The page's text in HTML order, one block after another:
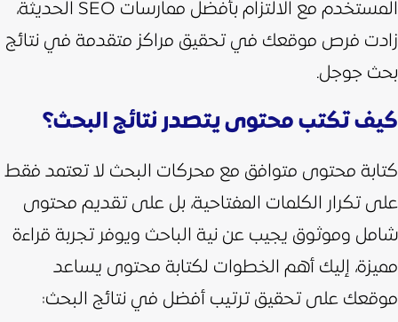
المستخدم مع الالتزام بأفضل ممارسات SEO الحديثة،
زادت فرص موقعك في تحقيق مراكز متقدمة في نتائج
بحث جوجل.
كيف تكتب محتوى يتصدر نتائج البحث؟
كتابة محتوى متوافق مع محركات البحث لا تعتمد فقط
على تكرار الكلمات المفتاحية، بل على تقديم محتوى
شامل وموثوق يجيب عن نية الباحث ويوفر تجربة قراءة
مميزة، إليك أهم الخطوات لكتابة محتوى يساعد
موقعك على تحقيق ترتيب أفضل في نتائج البحث: